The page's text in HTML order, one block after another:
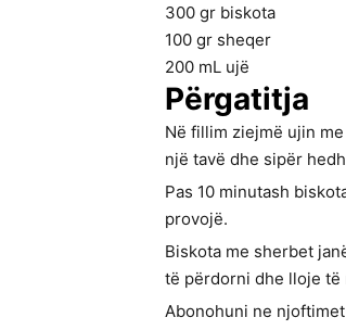
300 gr biskota
100 gr sheqer
200 mL ujë
Përgatitja
Në fillim ziejmë ujin
një tavë dhe sipër
Pas 10 minutash
provojë.
Biskota me sherbet
të përdorni dhe lloje të
Abonohuni ne